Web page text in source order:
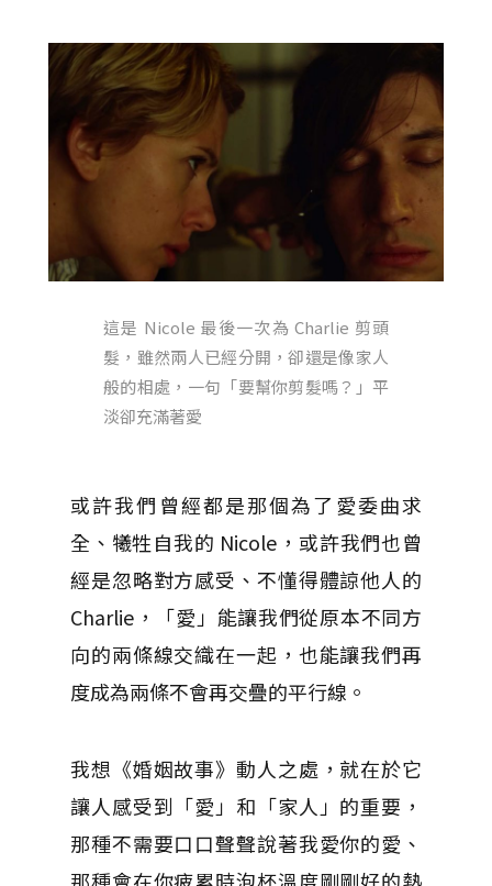
這是 Nicole 最後一次為 Charlie 剪頭
髮，雖然兩人已經分開，卻還是像家人
般的相處，一句「要幫你剪髮嗎？」平
淡卻充滿著愛
或許我們曾經都是那個為了愛委曲求
全、犧牲自我的 Nicole，或許我們也曾
經是忽略對方感受、不懂得體諒他人的
Charlie，「愛」能讓我們從原本不同方
向的兩條線交織在一起，也能讓我們再
度成為兩條不會再交疊的平行線。
我想《婚姻故事》動人之處，就在於它
讓人感受到「愛」和「家人」的重要，
那種不需要口口聲聲說著我愛你的愛、